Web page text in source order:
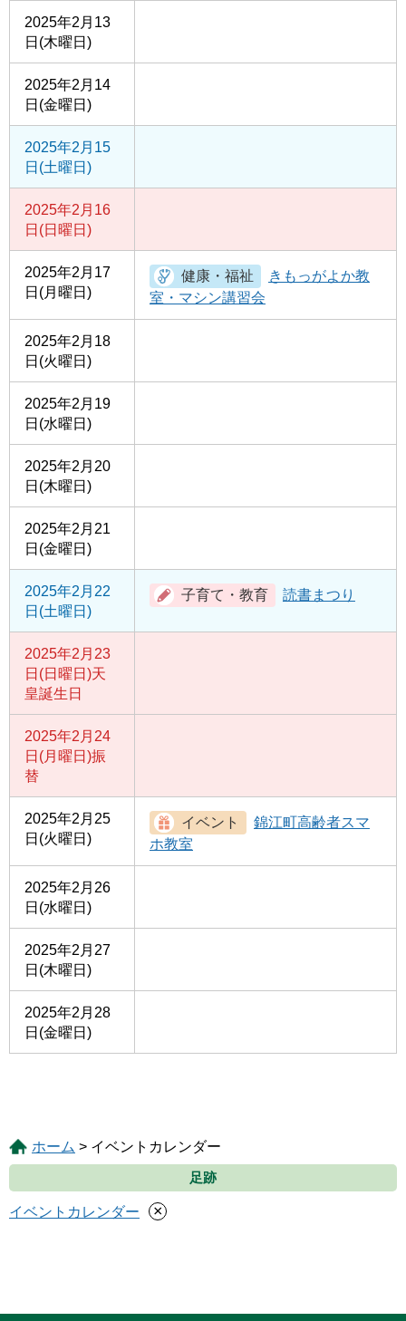
2025年2月13
日(木曜日)
2025年2月14
日(金曜日)
2025年2月15
日(土曜日)
2025年2月16
日(日曜日)
2025年2月17
日(月曜日)
きもっがよか教
室・マシン講習会
2025年2月18
日(火曜日)
2025年2月19
日(水曜日)
2025年2月20
日(木曜日)
2025年2月21
日(金曜日)
2025年2月22
日(土曜日)
読書まつり
2025年2月23
日(日曜日)天
皇誕生日
2025年2月24
日(月曜日)振
替
2025年2月25
日(火曜日)
錦江町高齢者スマ
ホ教室
2025年2月26
日(水曜日)
2025年2月27
日(木曜日)
2025年2月28
日(金曜日)
ホーム > イベントカレンダー
足跡
イベントカレンダー ×